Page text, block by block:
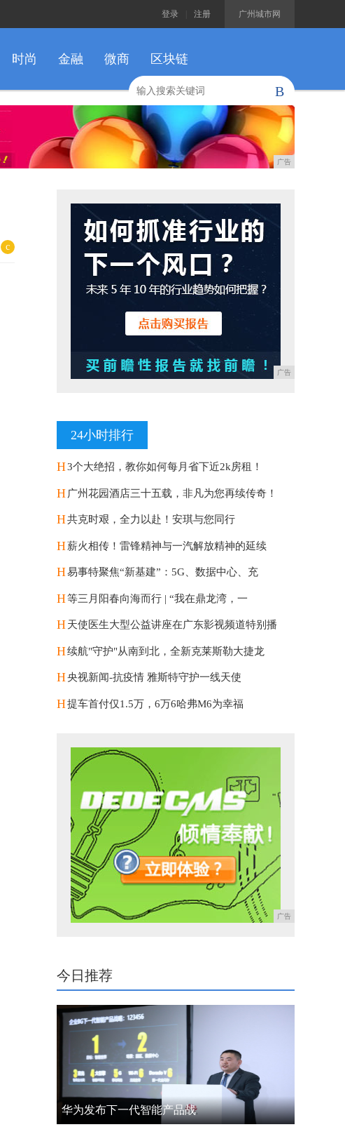
广州城市网
登录 注册
时尚 金融 微商 区块链
B
广告
c
广告
24小时排行
H3个大绝招，教你如何每月省下近2k房租！
H 广州花园酒店三十五载，非凡为您再续传奇！
H共克时艰，全力以赴！安琪与您同行
H薪火相传！雷锋精神与一汽解放精神的延续
H易事特聚焦“新基建”：5G、数据中心、充
H等三月阳春向海而行 | “我在鼎龙湾，一
H天使医生大型公益讲座在广东影视频道特别播
H续航"守护"从南到北，全新克莱斯勒大捷龙
H央视新闻-抗疫情 雅斯特守护一线天使
H提车首付仅1.5万，6万6哈弗M6为幸福
广告
今日推荐
华为发布下一代智能产品战